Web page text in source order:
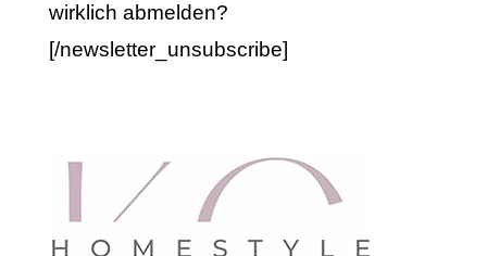
wirklich abmelden?
[/newsletter_unsubscribe]